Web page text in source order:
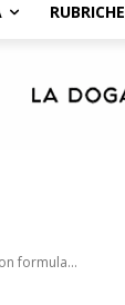
RUBRICHE
formula...